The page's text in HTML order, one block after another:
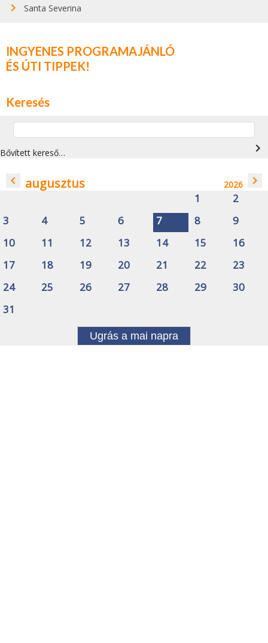
Santa Severina
INGYENES PROGRAMAJÁNLÓ
ÉS ÚTI TIPPEK!
Keresés
Bővített kereső… navigate_next
navigate_before augusztus 2026 navigate_next
1
2
3
4 5 6 7 8
9
10
11 12 13 14 15
16
17
18 19 20 21 22
23
24
25 26 27 28 29
30
31
Ugrás a mai napra